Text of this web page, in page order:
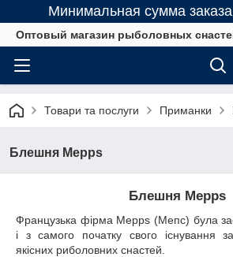
Минимальная сумма
Оптовый магазин рыболовных
Товари та послуги Приманки
Блешня Mepps
Блешня Mepps
Французька фірма Mepps (Мепс) була
і з самого початку свого існування
якісних риболовних снастей.